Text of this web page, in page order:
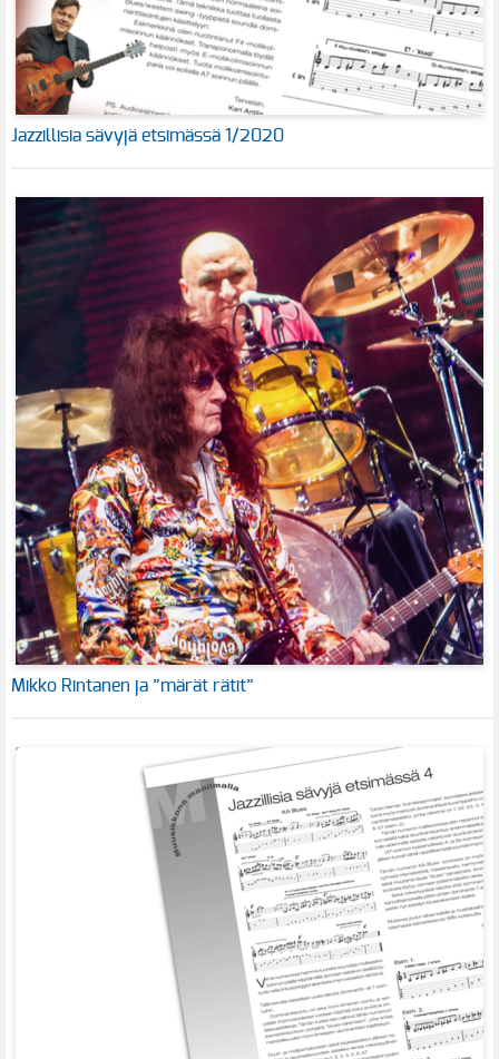
Jazzillisia sävyjä etsimässä 1/2020
Mikko Rintanen ja ”märät rätit”